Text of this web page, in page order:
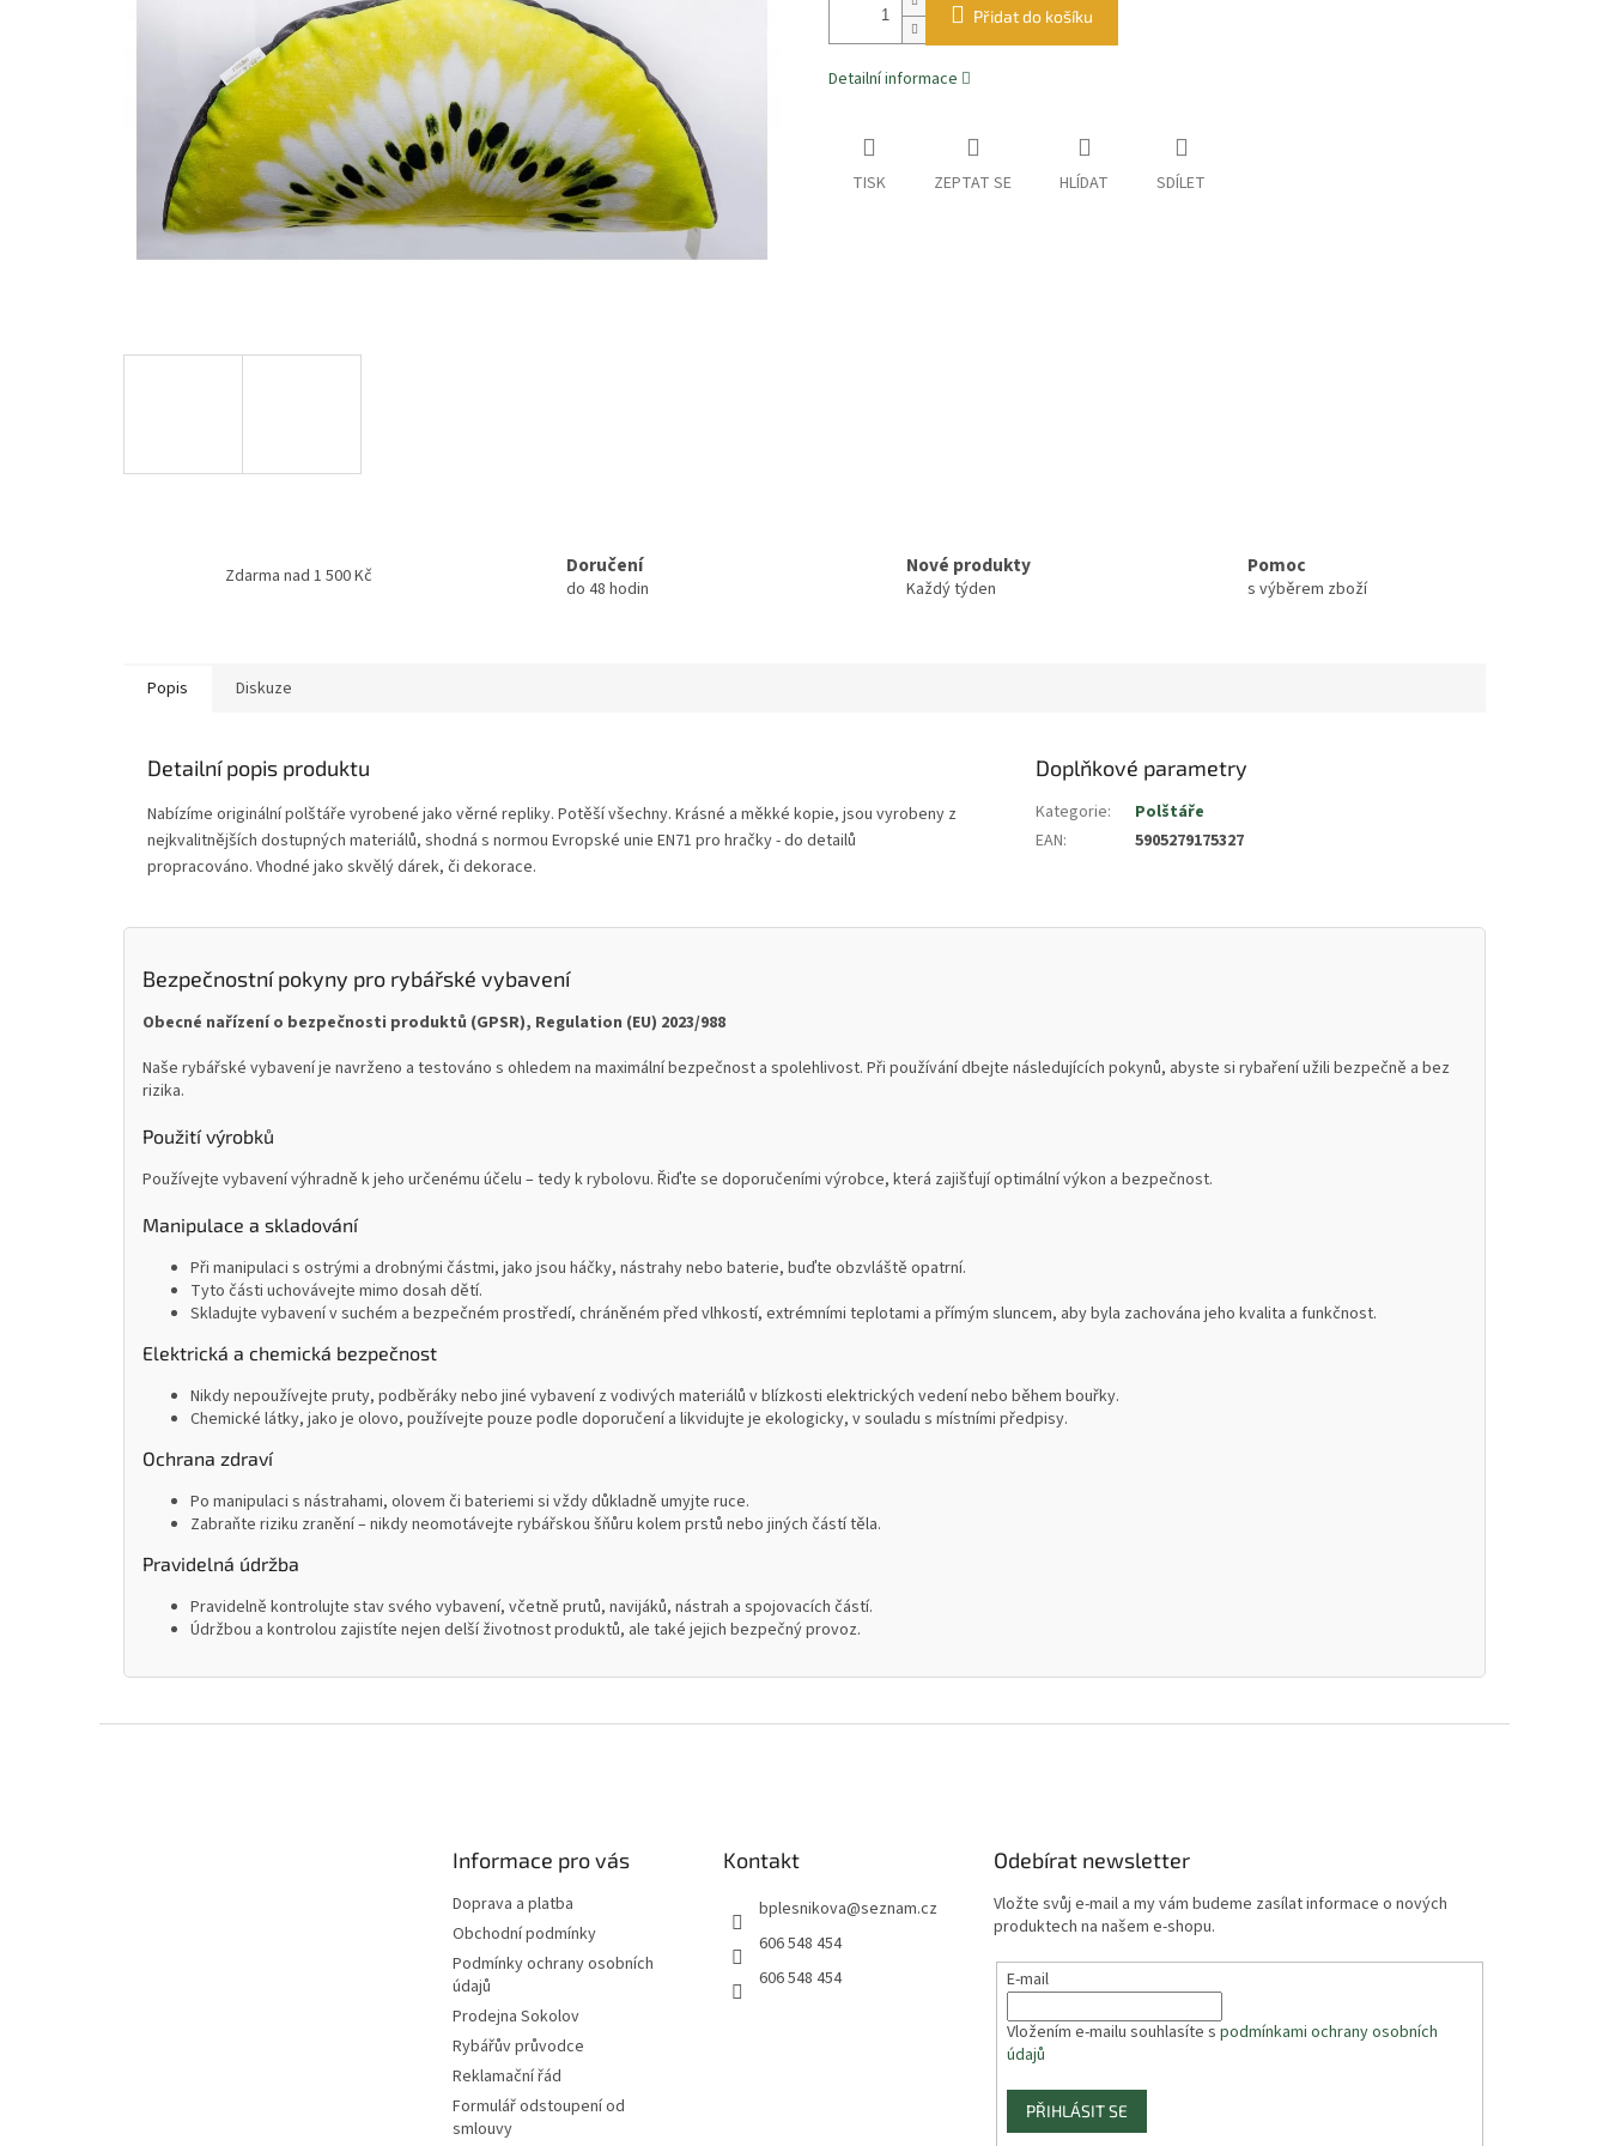
Přidat do košíku
Detailní informace
TISK ZEPTAT SE HLÍDAT SDÍLET
Zdarma nad 1 500 Kč Doručení
do 48 hodin
Nové produkty
Každý týden
Pomoc
s výběrem zboží
Popis Diskuze
Detailní popis produktu
Nabízíme originální polštáře vyrobené jako věrné repliky. Potěší všechny. Krásné a měkké kopie, jsou vyrobeny z
nejkvalitnějších dostupných materiálů, shodná s normou Evropské unie EN71 pro hračky - do detailů
propracováno. Vhodné jako skvělý dárek, či dekorace.
Doplňkové parametry
Kategorie:
Polštáře
EAN: 5905279175327
Bezpečnostní pokyny pro rybářské vybavení
Obecné nařízení o bezpečnosti produktů (GPSR), Regulation (EU) 2023/988
Naše rybářské vybavení je navrženo a testováno s ohledem na maximální bezpečnost a spolehlivost. Při používání dbejte následujících pokynů, abyste si rybaření užili bezpečně a bez
rizika.
Použití výrobků
Používejte vybavení výhradně k jeho určenému účelu – tedy k rybolovu. Řiďte se doporučeními výrobce, která zajišťují optimální výkon a bezpečnost.
Manipulace a skladování
Při manipulaci s ostrými a drobnými částmi, jako jsou háčky, nástrahy nebo baterie, buďte obzvláště opatrní.
Tyto části uchovávejte mimo dosah dětí.
Skladujte vybavení v suchém a bezpečném prostředí, chráněném před vlhkostí, extrémními teplotami a přímým sluncem, aby byla zachována jeho kvalita a funkčnost.
Elektrická a chemická bezpečnost
Nikdy nepoužívejte pruty, podběráky nebo jiné vybavení z vodivých materiálů v blízkosti elektrických vedení nebo během bouřky.
Chemické látky, jako je olovo, používejte pouze podle doporučení a likvidujte je ekologicky, v souladu s místními předpisy.
Ochrana zdraví
Po manipulaci s nástrahami, olovem či bateriemi si vždy důkladně umyjte ruce.
Zabraňte riziku zranění – nikdy neomotávejte rybářskou šňůru kolem prstů nebo jiných částí těla.
Pravidelná údržba
Pravidelně kontrolujte stav svého vybavení, včetně prutů, navijáků, nástrah a spojovacích částí.
Údržbou a kontrolou zajistíte nejen delší životnost produktů, ale také jejich bezpečný provoz.
Informace pro vás
Doprava a platba
Obchodní podmínky
Podmínky ochrany osobních
údajů
Prodejna Sokolov
Rybářův průvodce
Reklamační řád
Formulář odstoupení od
smlouvy
Kontakt
bplesnikova@seznam.cz
606 548 454
606 548 454
Odebírat newsletter
Vložte svůj e-mail a my vám budeme zasílat informace o nových
produktech na našem e-shopu.
E-mail
Vložením e-mailu souhlasíte spodmínkami ochrany osobních
údajů
PŘIHLÁSIT SE